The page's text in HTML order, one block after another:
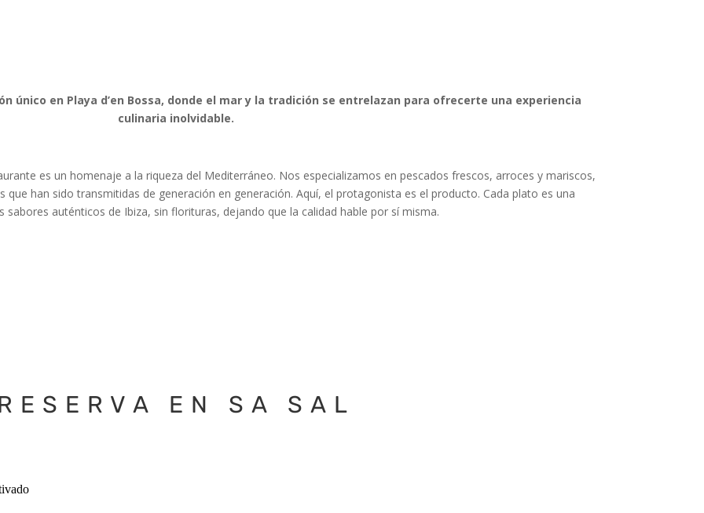
único en Playa d’en Bossa, donde el mar y la tradición se entrelazan para ofrecerte una experiencia
culinaria inolvidable.
es un homenaje a la riqueza del Mediterráneo. Nos especializamos en pescados frescos, arroces y mariscos,
han sido transmitidas de generación en generación. Aquí, el protagonista es el producto. Cada plato es una
sabores auténticos de Ibiza, sin florituras, dejando que la calidad hable por sí misma.
EN SA SAL